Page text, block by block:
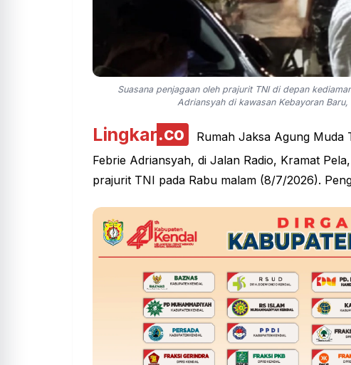
Suasana penjagaan oleh prajurit TNI di depan
Adriansyah di kawasan Kebayoran
Lingkar.co
Rumah Jaksa Agung Muda
Febrie Adriansyah, di Jalan Radio, Kramat
prajurit TNI pada Rabu malam (8/7/2026).